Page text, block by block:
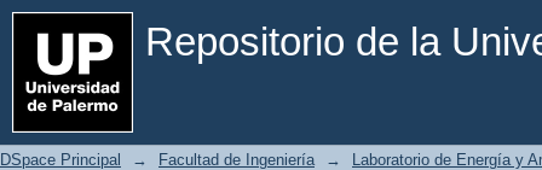
Repositorio de la
Filtrar por: Materia
DSpace Principal → Facultad de Ingeniería → Laboratorio de Energía y